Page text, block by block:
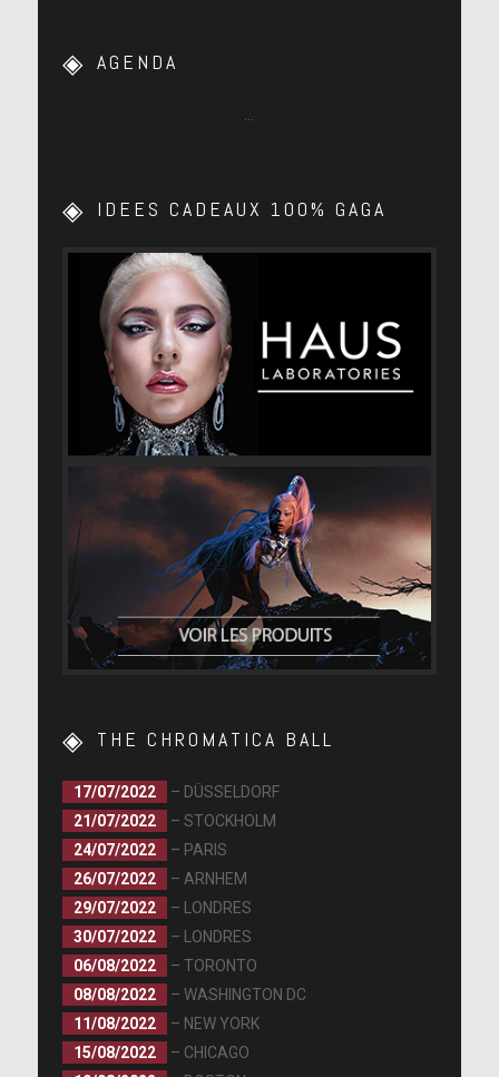
AGENDA
IDEES CADEAUX 100% GAGA
THE CHROMATICA BALL
17/07/2022
– DÜSSELDORF
21/07/2022
– STOCKHOLM
24/07/2022
– PARIS
26/07/2022
– ARNHEM
29/07/2022
– LONDRES
30/07/2022
– LONDRES
06/08/2022
– TORONTO
08/08/2022
– WASHINGTON DC
11/08/2022
– NEW YORK
15/08/2022
– CHICAGO